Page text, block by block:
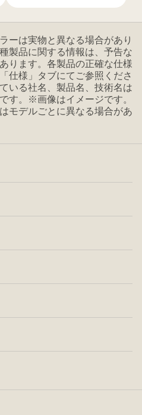
ーは実物と異なる場合があり
製品に関する情報は、予告な
ります。各製品の正確な仕様
仕様」タブにてご参照くださ
いる社名、製品名、技術名は
す。※画像はイメージです。
モデルごとに異なる場合があ